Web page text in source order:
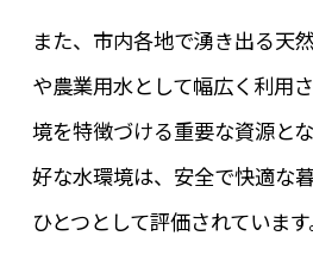
また、市内各地で湧き出る天
や農業用水として幅広く利用
境を特徴づける重要な資源と
好な水環境は、安全で快適な
ひとつとして評価されています